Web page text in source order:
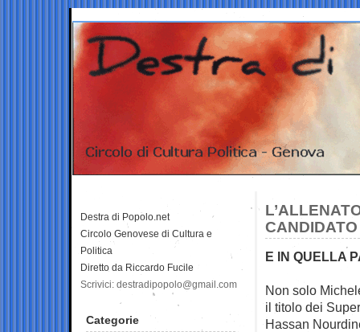
E IN QUELLA
Non solo
il titolo dei
Hassan
Destra di Popolo.net
Circolo Genovese di Cultura e
Politica
Diretto da Riccardo Fucile
Scrivici: destradipopolo@gmail.com
Categorie